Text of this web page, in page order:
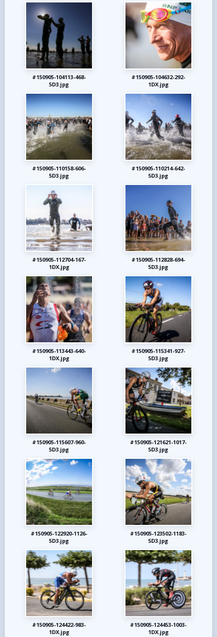
#150905-104113-468-
5D3.jpg
#150905-104632-292-
1DX.jpg
#150905-110158-606-
5D3.jpg
#150905-110214-642-
5D3.jpg
#150905-112704-167-
1DX.jpg
#150905-112828-694-
5D3.jpg
#150905-113443-640-
1DX.jpg
#150905-115341-927-
5D3.jpg
#150905-115607-960-
5D3.jpg
#150905-121621-1017-
5D3.jpg
#150905-122920-1126-
5D3.jpg
#150905-123502-1183-
5D3.jpg
#150905-124422-983-
1DX.jpg
#150905-124453-1003-
1DX.jpg